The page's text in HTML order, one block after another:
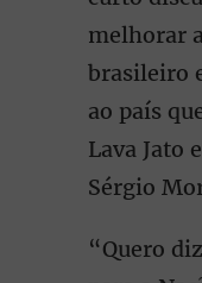
melhorar
brasileiro
ao país
Lava Jato
Sérgio
“Quero